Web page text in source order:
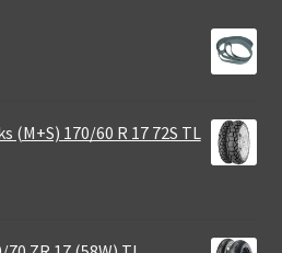
(M+S) 170/60 R 17 72S TL